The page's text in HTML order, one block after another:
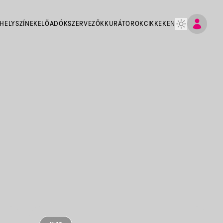
HELYSZÍNEK ELŐADÓKSZERVEZŐK KURÁTOROKCIKKEK EN